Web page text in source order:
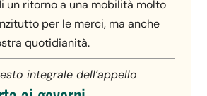
un ritorno a una mobilità molto
per le merci, ma anche
quotidianità.
integrale dell’appello